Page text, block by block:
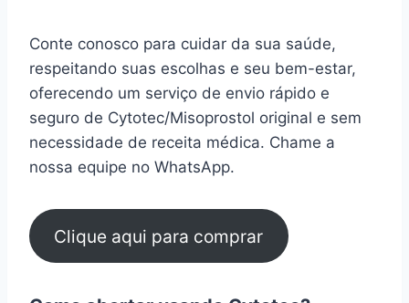
Conte conosco para cuidar da sua saúde,
respeitando suas escolhas e seu bem-estar,
oferecendo um serviço de envio rápido e
seguro de Cytotec/Misoprostol original e sem
necessidade de receita médica. Chame a
nossa equipe no WhatsApp.
Clique aqui para comprar